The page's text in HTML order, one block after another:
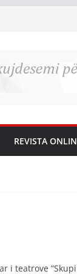
REVISTA
teatrove